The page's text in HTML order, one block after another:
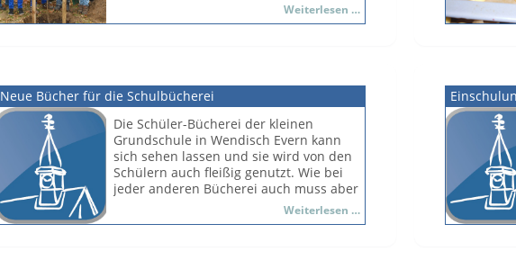
schöne Schaustunde viel zu schnell zu
Ende!
er Platanen aus eigener Züchtung stiften,
die in Richtung Schützenhaus aufgestellt
die vier Bäume einen Ausgleich dar, der
dem Schulhof und damit den Kindern
zugute kommt. Am 28.11.2013 fand die
Übergabe statt, während der die Bäume
mit Hilfe des Spenders gesetzt werden
konnten.
An dieser Stelle noch einmal ein
herzliches Dankeschön für die Spende!
Weiterlesen …
Neue Bücher für die Schulbücherei
Die Schüler-Bücherei der kleinen
Grundschule in Wendisch Evern kann
sich sehen lassen und sie wird von den
Schülern auch fleißig genutzt. Wie bei
jeder anderen Bücherei auch muss aber
der Bestand immer aktualisiert werden
und dabei hat es jetzt am Tage der
Weiterlesen …
Bücher